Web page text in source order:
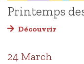
Printemps
Découvrir
24 March